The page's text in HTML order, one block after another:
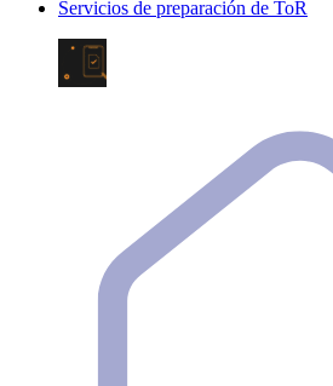
Servicios de preparación de ToR